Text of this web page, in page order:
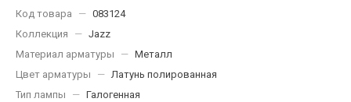
Код товара
— 083124
Коллекция
— Jazz
Материал арматуры
— Металл
Цвет арматуры
— Латунь полированная
Тип лампы
— Галогенная